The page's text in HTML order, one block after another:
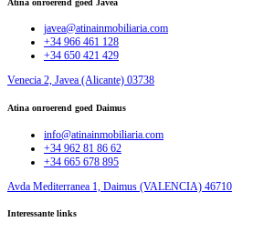
Atina onroerend goed Javea
javea@atinainmobiliaria.com
+34 966 461 128
+34 650 421 429
Venecia 2, Javea (Alicante) 03738
Atina onroerend goed Daimus
info@atinainmobiliaria.com
+34 962 81 86 62
+34 665 678 895
Avda Mediterranea 1, Daimus (VALENCIA) 46710
Interessante links